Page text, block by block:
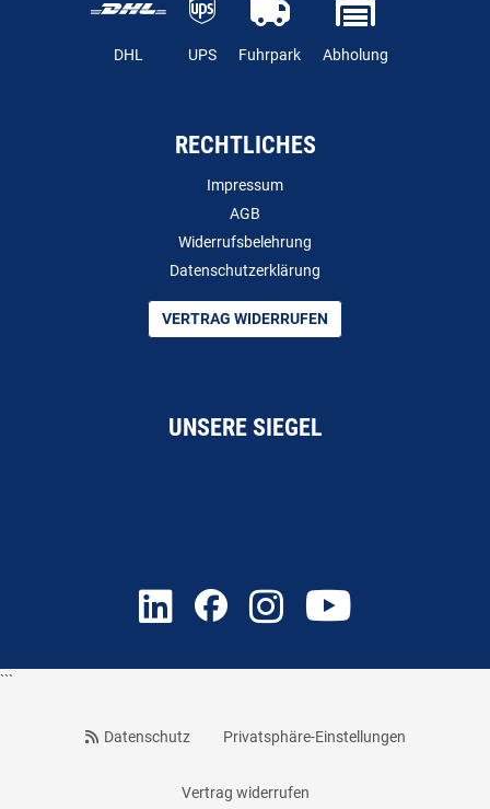
DHL UPS Fuhrpark Abholung
RECHTLICHES
Impressum
AGB
Widerrufsbelehrung
Datenschutzerklärung
VERTRAG WIDERRUFEN
UNSERE SIEGEL
```
Datenschutz Privatsphäre-Einstellungen
Vertrag widerrufen